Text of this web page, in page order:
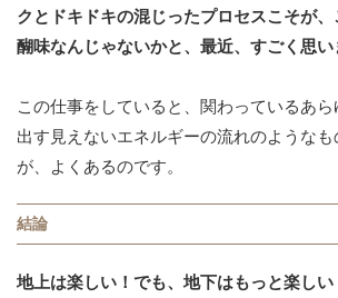
クとドキドキの混じったプロセスこそが
醐味なんじゃないかと、最近、すごく思い
この仕事をしていると、関わっているあ
出す見えないエネルギーの流れのようなも
が、よくあるのです。
結論
地上は楽しい！でも、地下はもっと楽しい